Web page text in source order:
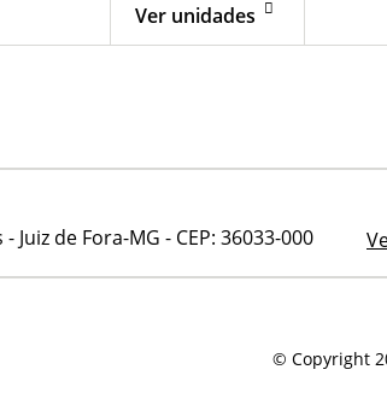
Ver unidades
Juiz de Fora-MG - CEP: 36033-000
© Copyright